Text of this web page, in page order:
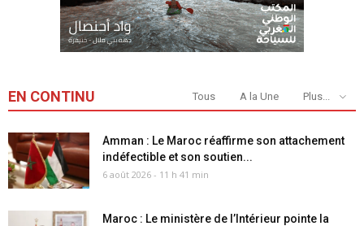
EN CONTINU Tous A la Une Plus...
Amman : Le Maroc réaffirme son attachement
indéfectible et son soutien...
6 août 2026 - 11 h 41 min
Maroc : Le ministère de l’Intérieur pointe la